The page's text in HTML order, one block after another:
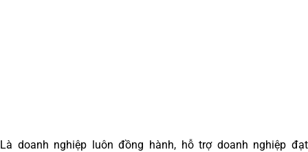
Là doanh nghiệp luôn đồng hành, hỗ trợ doanh nghiệp đạt